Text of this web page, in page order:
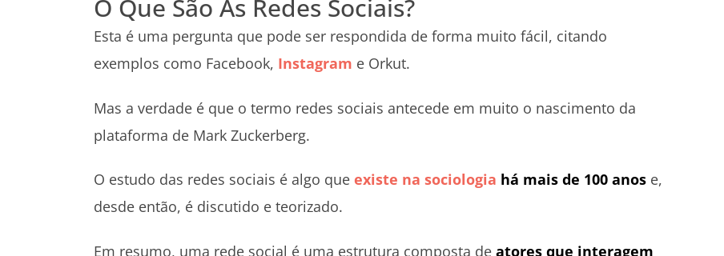
O Que São As Redes Sociais?
Esta é uma pergunta que pode ser respondida de forma muito fácil, citando
exemplos como Facebook, Instagram e Orkut.
Mas a verdade é que o termo redes sociais antecede em muito o nascimento da
plataforma de Mark Zuckerberg.
O estudo das redes sociais é algo que existe na sociologia há mais de 100 anos e,
desde então, é discutido e teorizado.
Em resumo, uma rede social é uma estrutura composta de atores que interagem